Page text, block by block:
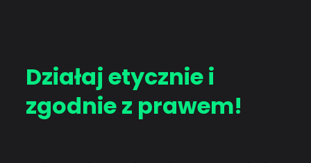
Działaj etycznie i
zgodnie z prawem!